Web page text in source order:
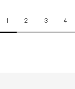
Seite
1 Seite
2 Seite
3 Seite
4